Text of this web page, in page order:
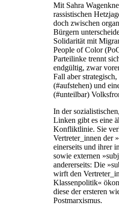
Mit Sahra
rassistischen
doch zwischen
Bürgern
Solidarität mit
People of Color
Parteilinke trennt
endgültig, zwar
Fall aber
(#aufstehen) und
(#unteilbar)
In der
Linken gibt es eine
Konfliktlinie. Sie
Vertreter_innen der
einerseits und ihrer
sowie externen
andererseits: Die
wirft den
Klassenpolitik«
diese der ersteren
Postmarxismus.